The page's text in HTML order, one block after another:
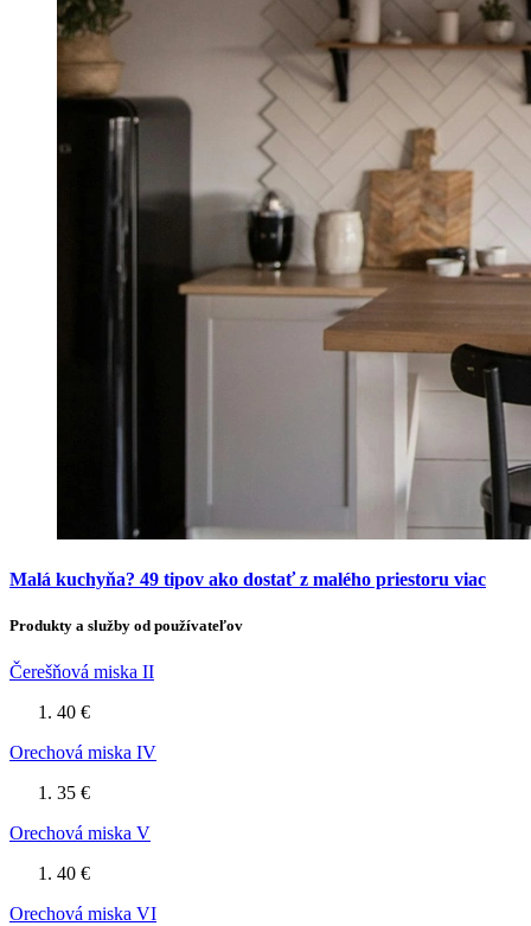
Malá kuchyňa? 49 tipov ako dostať z malého priestoru viac
Produkty a služby od používateľov
Čerešňová miska II
40 €
Orechová miska IV
35 €
Orechová miska V
40 €
Orechová miska VI